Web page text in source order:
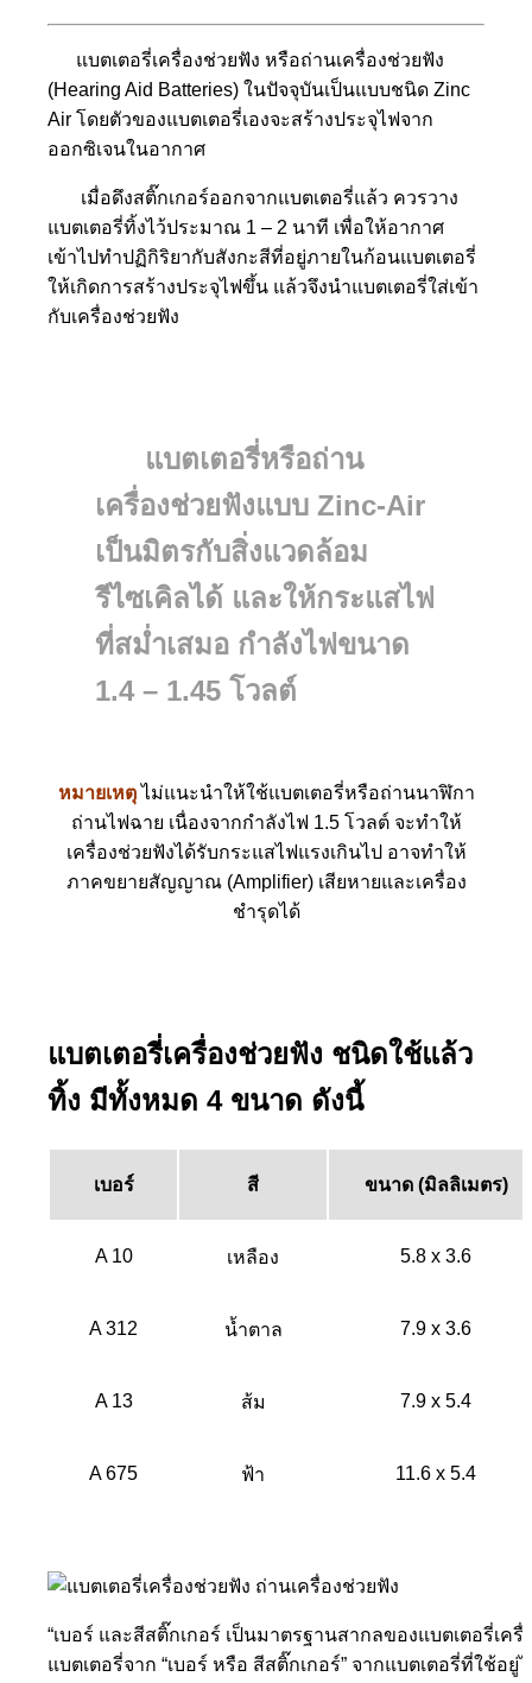
แบตเตอรี่เครื่องช่วยฟัง หรือถ่านเครื่องช่วยฟัง
(Hearing Aid Batteries) ในปัจจุบันเป็นแบบชนิด Zinc
Air โดยตัวของแบตเตอรี่เองจะสร้างประจุไฟจาก
ออกซิเจนในอากาศ
เมื่อดึงสติ๊กเกอร์ออกจากแบตเตอรี่แล้ว ควรวาง
แบตเตอรี่ทิ้งไว้ประมาณ 1 – 2 นาที เพื่อให้อากาศ
เข้าไปทำปฏิกิริยากับสังกะสีที่อยู่ภายในก้อนแบตเตอรี่
ให้เกิดการสร้างประจุไฟขึ้น แล้วจึงนำแบตเตอรี่ใส่เข้า
กับเครื่องช่วยฟัง
แบตเตอรี่หรือถ่าน
เครื่องช่วยฟังแบบ Zinc-Air
เป็นมิตรกับสิ่งแวดล้อม
รีไซเคิลได้ และให้กระแสไฟ
ที่สม่ำเสมอ กำลังไฟขนาด
1.4 – 1.45 โวลต์
หมายเหตุไม่แนะนำให้ใช้แบตเตอรี่หรือถ่านนาฬิกา
ถ่านไฟฉาย เนื่องจากกำลังไฟ 1.5 โวลต์ จะทำให้
เครื่องช่วยฟังได้รับกระแสไฟแรงเกินไป อาจทำให้
ภาคขยายสัญญาณ (Amplifier) เสียหายและเครื่อง
ชำรุดได้
แบตเตอรี่เครื่องช่วยฟัง ชนิดใช้แล้ว
ทิ้ง มีทั้งหมด 4 ขนาด ดังนี้
เบอร์ สี ขนาด (มิลลิเมตร)
A 10 เหลือง 5.8 x 3.6
A 312 น้ำตาล 7.9 x 3.6
A 13 ส้ม 7.9 x 5.4
A 675 ฟ้า 11.6 x 5.4
“เบอร์ และสีสติ๊กเกอร์ เป็นมาตรฐานสากลของแบตเตอรี่เค
แบตเตอรี่จาก “เบอร์ หรือ สีสติ๊กเกอร์” จากแบตเตอรี่ที่ใช้อยู่